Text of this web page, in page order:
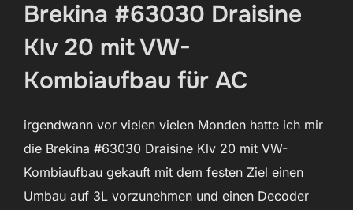
Brekina #63030 Draisine
Klv 20 mit VW-
Kombiaufbau für AC
irgendwann vor vielen vielen Monden hatte ich mir
die Brekina #63030 Draisine Klv 20 mit VW-
Kombiaufbau gekauft mit dem festen Ziel einen
Umbau auf 3L vorzunehmen und einen Decoder